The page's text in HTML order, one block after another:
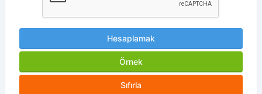
Hesaplamak
Örnek
Sıfırla